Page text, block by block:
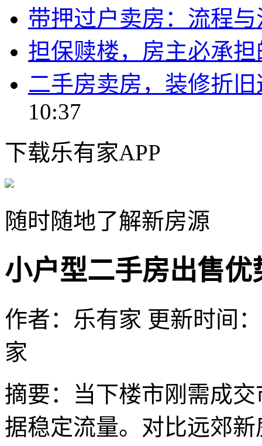
带押过户卖房：流程
担保赎楼，房主必承
二手房卖房，装修折
10:37
下载乐有家APP
随时随地了解新房源
小户型二手房出售
作者：乐有家 更新时间
家
摘要：
当下楼市刚需成
据稳定流量。对比远郊